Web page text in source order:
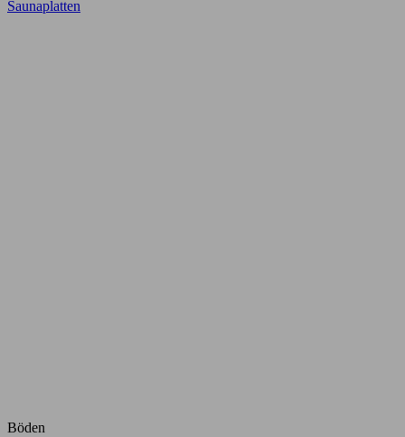
Saunaplatten
Böden